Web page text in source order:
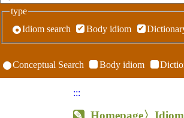
type
Idiom search
Body idiom
Conceptual Search Body idiom
:::
Homepage〉